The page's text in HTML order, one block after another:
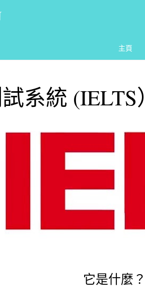
主頁
系統 (IELTS）
它是什麼？